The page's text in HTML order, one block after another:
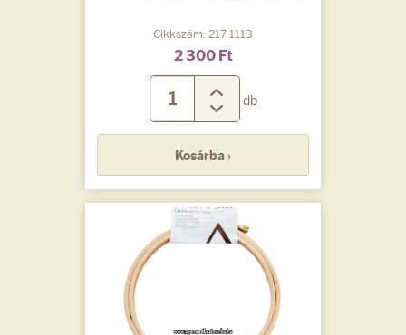
Cikkszám: 217 1113
2 300 Ft
db
Kosárba ›